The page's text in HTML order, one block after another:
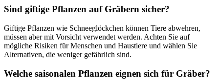
Sind giftige Pflanzen auf Gräbern sicher?
Giftige Pflanzen wie Schneeglöckchen können Tiere abwehren,
müssen aber mit Vorsicht verwendet werden. Achten Sie auf
mögliche Risiken für Menschen und Haustiere und wählen Sie
Alternativen, die weniger gefährlich sind.
Welche saisonalen Pflanzen eignen sich für Gräber?